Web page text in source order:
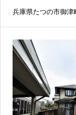
兵庫県たつの市御津